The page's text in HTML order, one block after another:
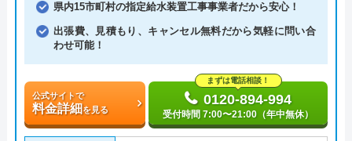
県内15市町村の指定給水装置工事事業者だから安心！
出張費、見積もり、キャンセル無料だから気軽に問い合
わせ可能！
公式サイトで
料金詳細を見る
まずは電話相談！
0120-894-994
受付時間 7:00〜21:00（年中無休）